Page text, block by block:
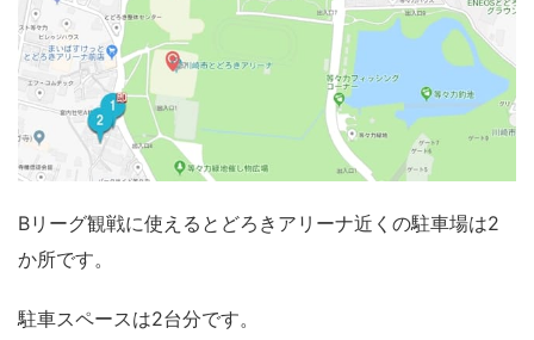
Bリーグ観戦に使えるとどろきアリーナ近くの駐車場は2
か所です。
駐車スペースは2台分です。